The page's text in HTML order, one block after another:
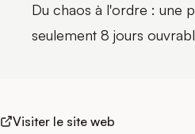
Du chaos à l'ordre : une
seulement 8 jours
Visiter le site web